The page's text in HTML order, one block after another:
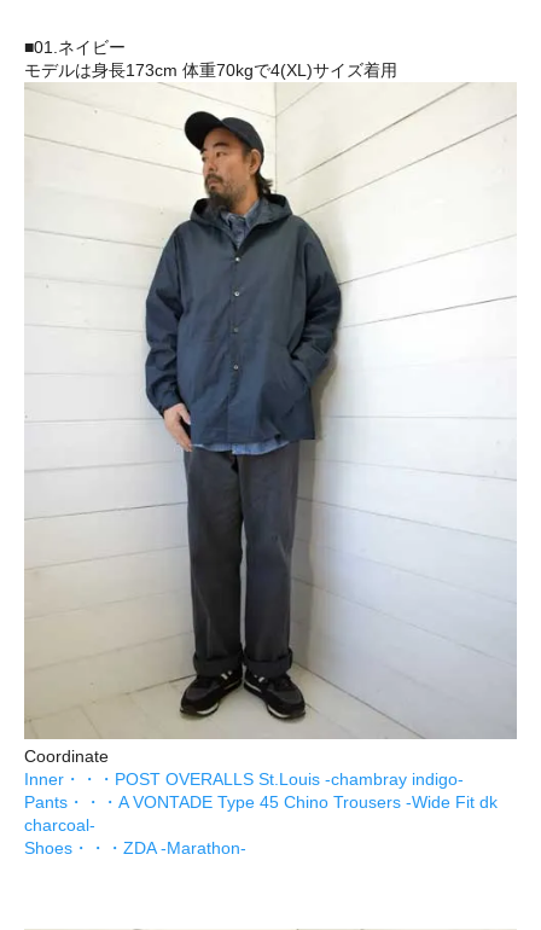
■01.ネイビー
モデルは身長173cm 体重70kgで4(XL)サイズ着用
Coordinate
Inner・・・POST OVERALLS St.Louis -chambray indigo-
Pants・・・A VONTADE Type 45 Chino Trousers -Wide Fit dk
charcoal-
Shoes・・・ZDA -Marathon-